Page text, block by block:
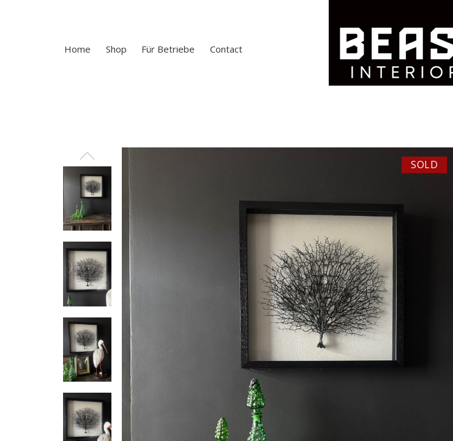
Home Shop Für Betriebe Contact
SOLD